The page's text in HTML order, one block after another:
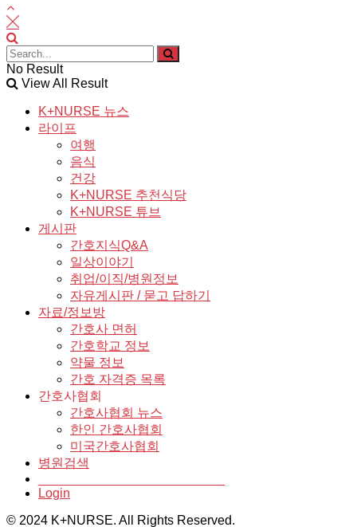
No Result
View All Result
K+NURSE 뉴스
라이프
여행
음식
건강
K+NURSE 추천식당
K+NURSE 튜브
게시판
간호지식Q&A
일상이야기
취업/이직/병원정보
자유게시판 / 묻고 답하기
자료/정보방
간호사 면허
간호학교 정보
약물 정보
간호 자격증 목록
간호사협회
간호사협회 뉴스
한인 간호사협회
미국간호사협회
병원검색
Login
© 2024 K+NURSE. All Rights Reserved.